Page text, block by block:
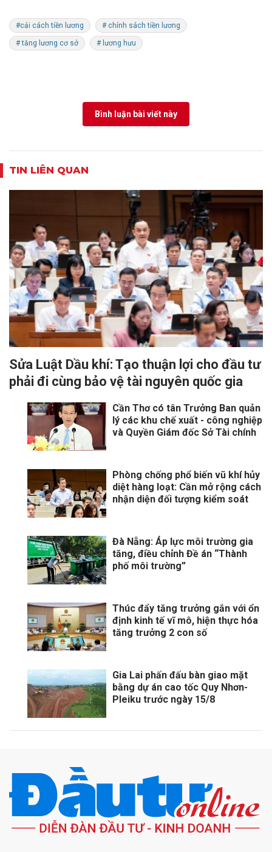
#cải cách tiền lương # chính sách tiền lương
# tăng lương cơ sở # lương hưu
Bình luận bài viết này
TIN LIÊN QUAN
Sửa Luật Dầu khí: Tạo thuận lợi cho đầu tư
phải đi cùng bảo vệ tài nguyên quốc gia
Cần Thơ có tân Trưởng Ban quản
lý các khu chế xuất - công nghiệp
và Quyền Giám đốc Sở Tài chính
Phòng chống phổ biến vũ khí hủy
diệt hàng loạt: Cần mở rộng cách
nhận diện đối tượng kiểm soát
Đà Nẵng: Áp lực môi trường gia
tăng, điều chỉnh Đề án “Thành
phố môi trường”
Thúc đẩy tăng trưởng gắn với ổn
định kinh tế vĩ mô, hiện thực hóa
tăng trưởng 2 con số
Gia Lai phấn đấu bàn giao mặt
bằng dự án cao tốc Quy Nhơn-
Pleiku trước ngày 15/8